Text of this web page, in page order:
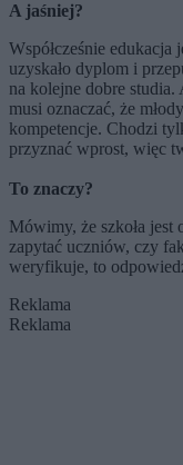
A jaśniej?
Współcześnie edukacja
uzyskało dyplom i
na kolejne dobre studia.
musi oznaczać, że
kompetencje. Chodzi
przyznać wprost, więc
To znaczy?
Mówimy, że szkoła jest
zapytać uczniów, czy
weryfikuje, to
Reklama
Reklama